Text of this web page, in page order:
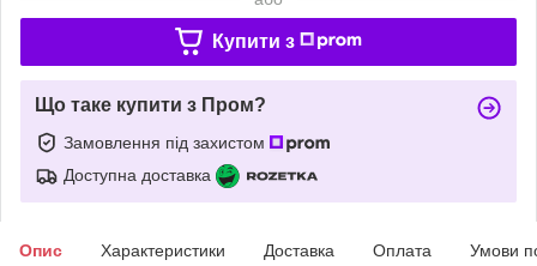
Купити з
Що таке купити з Пром?
Замовлення під захистом
Доступна доставка
Опис Характеристики Доставка Оплата Умови